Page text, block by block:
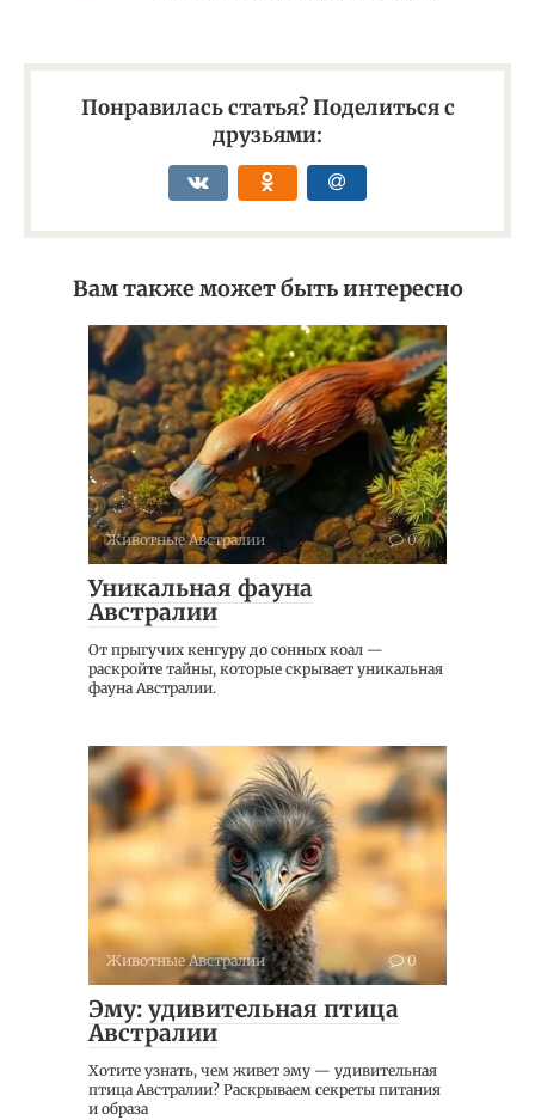
Понравилась статья? Поделиться с
друзьями:
Вам также может быть интересно
Животные Австралии 0
Уникальная фауна
Австралии
От прыгучих кенгуру до сонных коал —
раскройте тайны, которые скрывает уникальная
фауна Австралии.
Животные Австралии 0
Эму: удивительная птица
Австралии
Хотите узнать, чем живет эму — удивительная
птица Австралии? Раскрываем секреты питания
и образа